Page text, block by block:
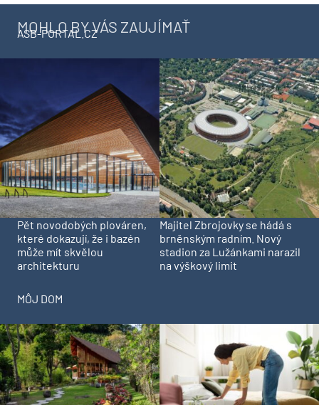
MOHLO BY VÁS ZAUJÍMAŤ
ASB-PORTAL.CZ
Pět novodobých plováren,
které dokazují, že i bazén
může mít skvělou
architekturu
Majitel Zbrojovky se hádá s
brněnským radním. Nový
stadion za Lužánkami narazil
na výškový limit
MÔJ DOM